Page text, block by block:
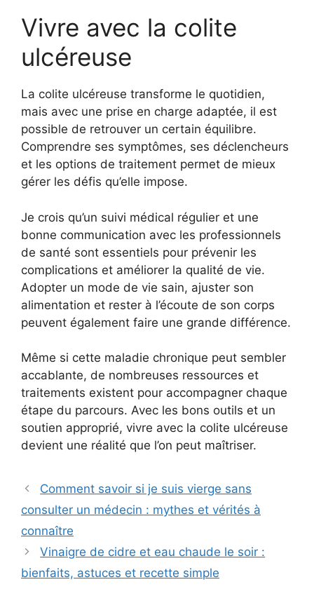
Vivre avec la colite
ulcéreuse
La colite ulcéreuse transforme le quotidien,
mais avec une prise en charge adaptée, il est
possible de retrouver un certain équilibre.
Comprendre ses symptômes, ses déclencheurs
et les options de traitement permet de mieux
gérer les défis qu’elle impose.
Je crois qu’un suivi médical régulier et une
bonne communication avec les professionnels
de santé sont essentiels pour prévenir les
complications et améliorer la qualité de vie.
Adopter un mode de vie sain, ajuster son
alimentation et rester à l’écoute de son corps
peuvent également faire une grande différence.
Même si cette maladie chronique peut sembler
accablante, de nombreuses ressources et
traitements existent pour accompagner chaque
étape du parcours. Avec les bons outils et un
soutien approprié, vivre avec la colite ulcéreuse
devient une réalité que l’on peut maîtriser.
Comment savoir si je suis vierge sans
consulter un médecin : mythes et vérités à
connaître
Vinaigre de cidre et eau chaude le soir :
bienfaits, astuces et recette simple